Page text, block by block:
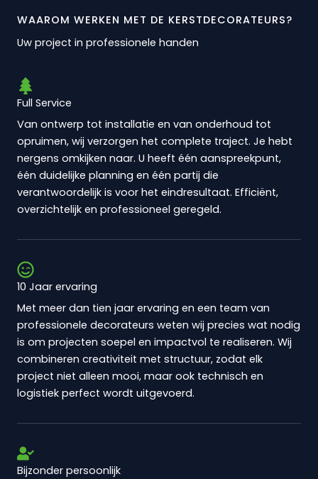
WAAROM WERKEN MET DE KERSTDECORATEURS?
Uw project in professionele handen
Full Service
Van ontwerp tot installatie en van onderhoud tot
opruimen, wij verzorgen het complete traject. Je hebt
nergens omkijken naar. U heeft één aanspreekpunt,
één duidelijke planning en één partij die
verantwoordelijk is voor het eindresultaat. Efficiënt,
overzichtelijk en professioneel geregeld.
10 Jaar ervaring
Met meer dan tien jaar ervaring en een team van
professionele decorateurs weten wij precies wat nodig
is om projecten soepel en impactvol te realiseren. Wij
combineren creativiteit met structuur, zodat elk
project niet alleen mooi, maar ook technisch en
logistiek perfect wordt uitgevoerd.
Bijzonder persoonlijk